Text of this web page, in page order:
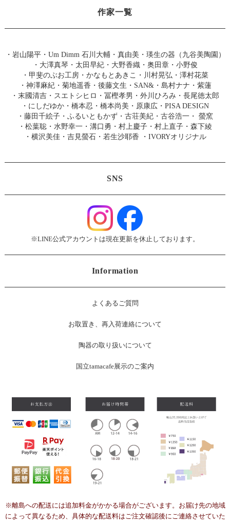
作家一覧
・ 岩山陽平・ Um Dimm 石川大輔・真由美 ・ 瑛生の器（九谷美陶園）
・ 大澤真琴 ・ 太田早紀 ・ 大野香織 ・ 奥田章 ・ 小野俊
・ 甲斐のぶお工房 ・ かなもとあきこ ・ 川村晃弘 ・ 澤村花菜
・ 神澤麻紀・ 菊地遥香 ・ 後藤文生 ・ SAN& ・ 島村ナナ ・ 紫蓮
・ 末國清吉 ・ スエトシヒロ ・ 冨樫孝男 ・ 外川ひろみ ・ 長尾徳太郎
・ にしだゆか ・ 橋本忍 ・ 橋本尚美 ・ 原康広 ・ PISA DESIGN
・ 藤田千絵子 ・ ふるいともかず ・ 古荘美紀 ・ 古谷浩一 ・ 螢窯
・ 松葉聡 ・ 水野幸一 ・ 溝口勇 ・ 村上慶子 ・ 村上直子 ・ 森下綾
・ 横沢美佳・ 吉見螢石・ 若生沙耶香 ・ IVORYオリジナル
SNS
※LINE公式アカウントは現在更新を休止しております。
Information
よくあるご質問
お取置き、再入荷連絡について
陶器の取り扱いについて
国立tamacafe展示のご案内
※離島への配送には追加料金がかかる場合がございます。お届け先の地域
によって異なるため、具体的な配送料はご注文確認後にご連絡させていた